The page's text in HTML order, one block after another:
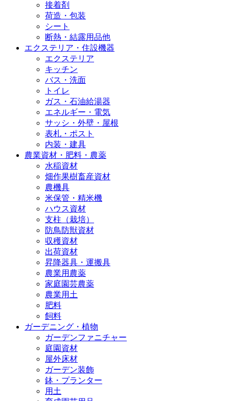
接着剤
荷造・包装
シート
断熱・結露用品他
エクステリア・住設機器
エクステリア
キッチン
バス・洗面
トイレ
ガス・石油給湯器
エネルギー・電気
サッシ・外壁・屋根
表札・ポスト
内装・建具
農業資材・肥料・農薬
水稲資材
畑作果樹畜産資材
農機具
米保管・精米機
ハウス資材
支柱（栽培）
防鳥防獣資材
収穫資材
出荷資材
昇降器具・運搬具
農業用農薬
家庭園芸農薬
農業用土
肥料
飼料
ガーデニング・植物
ガーデンファニチャー
庭園資材
屋外床材
ガーデン装飾
鉢・プランター
用土